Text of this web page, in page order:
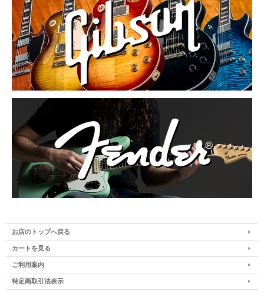
お店のトップへ戻る
カートを見る
ご利用案内
特定商取引法表示